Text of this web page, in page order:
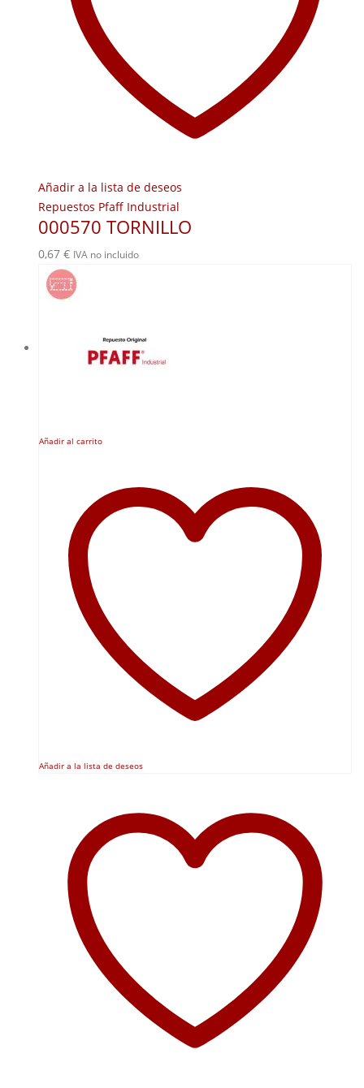
Añadir a la lista de deseos
Repuestos Pfaff Industrial
000570 TORNILLO
0,67 € IVA no incluido
Añadir al carrito
Añadir a la lista de deseos